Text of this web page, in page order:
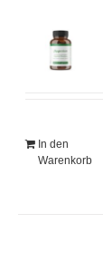
In den
Warenkorb